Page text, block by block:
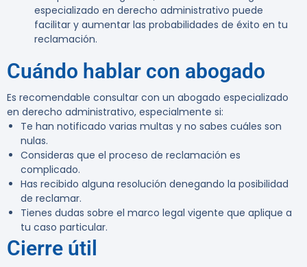
especializado en derecho administrativo puede
facilitar y aumentar las probabilidades de éxito en tu
reclamación.
Cuándo hablar con abogado
Es recomendable consultar con un abogado especializado
en derecho administrativo, especialmente si:
Te han notificado varias multas y no sabes cuáles son
nulas.
Consideras que el proceso de reclamación es
complicado.
Has recibido alguna resolución denegando la posibilidad
de reclamar.
Tienes dudas sobre el marco legal vigente que aplique a
tu caso particular.
Cierre útil